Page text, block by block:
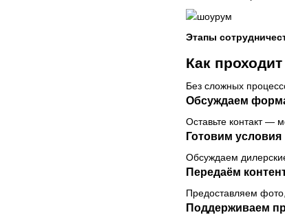
Этапы
Как
Без сложных
Обсуждаем
Оставьте контакт —
Готовим условия
Обсуждаем
Передаём
Предоставляем
Поддерживаем